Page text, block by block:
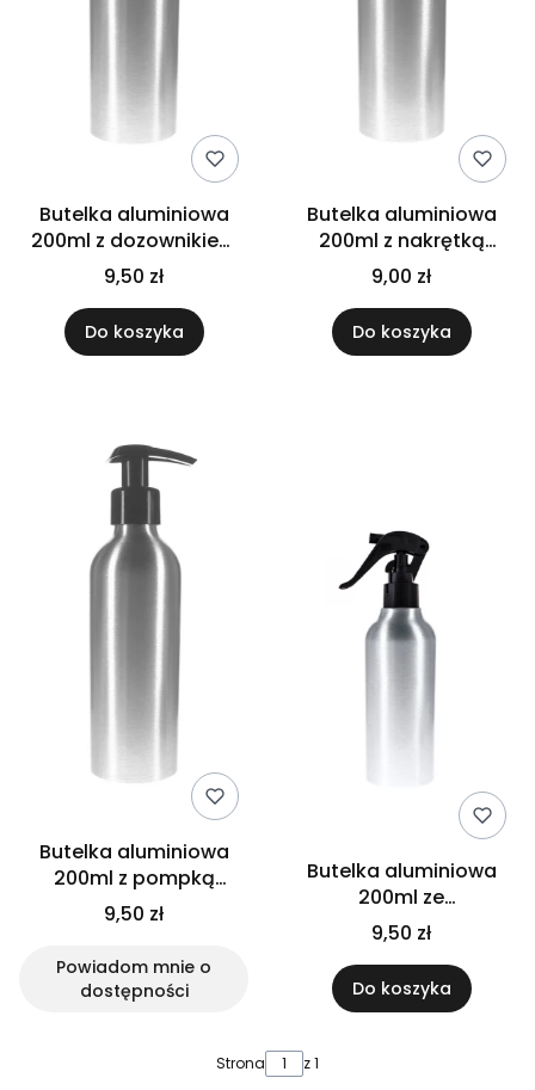
Butelka aluminiowa
200ml z dozownikiem
białym
9,50 zł
Do koszyka
Butelka aluminiowa
200ml z nakrętką
aluminiową
9,00 zł
Do koszyka
Butelka aluminiowa
200ml z pompką
dozownikiem czarnym
9,50 zł
Powiadom mnie o
dostępności
Butelka aluminiowa
200ml ze
spryskiwaczem
czarnym trigger
9,50 zł
Do koszyka
Strona z 1